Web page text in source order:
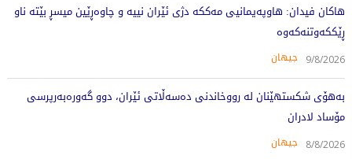
هاکان فیدان: هاوپەیمانیی مەککە دژی ئێران نییە و چاوەڕێین میسڕ بێتە ناو
ڕێککەوتنەکەوە
9/8/2026 جیهان
بەهۆی شکستهێنان لە رووخاندنی دەسەڵاتی ئێران، دوو گەورەبەرپرسی
مۆساد لادران
8/8/2026 جیهان